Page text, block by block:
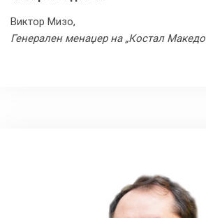
Виктор Мизо,
Генерален менаџер на „Костал